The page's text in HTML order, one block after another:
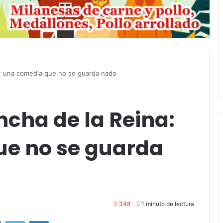
una comedia que no se guarda nada
de la Reina:
no se guarda
348 1 minuto de lectura
5 octubre, 2026
Die Toten Hosen llega a Tandil
Amigos»